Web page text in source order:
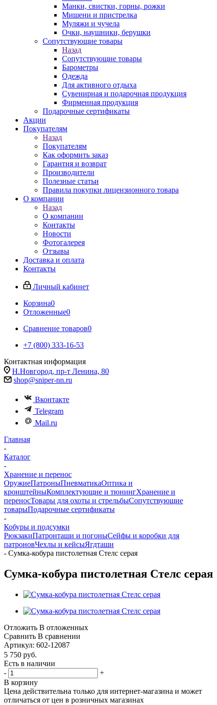
Манки, свистки, горны, рожки
Мишени и пристрелка
Муляжи и чучела
Очки, наушники, берушки
Сопутствующие товары
Назад
Сопутствующие товары
Барометры
Одежда
Для активного отдыха
Сувенирная и подарочная продукция
Фирменная продукция
Подарочные сертификаты
Акции
Покупателям
Назад
Покупателям
Как оформить заказ
Гарантия и возврат
Производители
Полезные статьи
Правила покупки лицензионного товара
О компании
Назад
О компании
Контакты
Новости
Фотогалерея
Отзывы
Доставка и оплата
Контакты
Личный кабинет
Корзина0
Отложенные0
Сравнение товаров0
+7 (800) 333-16-53
Контактная информация
Н.Новгород, пр-т Ленина, 80
shop@sniper-nn.ru
Вконтакте
Telegram
Mail.ru
Главная
-
Каталог
-
Хранение и перенос
ОружиеПатроныПневматикаОптика и
кронштейныКомплектующие и тюнингХранение и
переносТовары для охоты и стрельбыСопутствующие
товарыПодарочные сертификаты
-
Кобуры и подсумки
РюкзакиПатронташи и погоныСейфы и коробки для
патроновЧехлы и кейсыЯгдташи
- Сумка-кобура пистолетная Стелс серая
Сумка-кобура пистолетная Стелс серая
Отложить В отложенных
Сравнить В сравнении
Артикул: 602-12087
5 750 руб.
Есть в наличии
-
+
В корзину
Цена действительна только для интернет-магазина и может
отличаться от цен в розничных магазинах